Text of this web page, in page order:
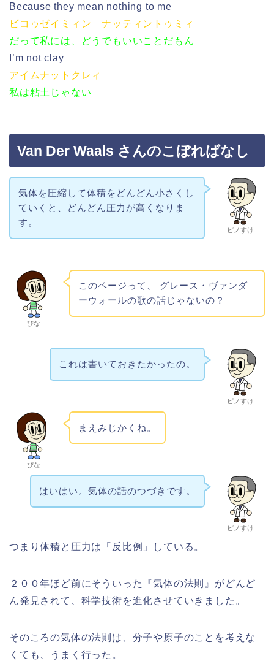
Because they mean nothing to me
ビコゥゼイミィン ナッティントゥミィ
だって私には、どうでもいいことだもん
I’m not clay
アイムナットクレィ
私は粘土じゃない
Van Der Waals さんのこぼればなし
ピノすけ
気体を圧縮して体積をどんどん小さくし
ていくと、どんどん圧力が高くなりま
す。
ぴな
このページって、 グレース・ヴァンダ
ーウォールの歌の話じゃないの？
ピノすけ
これは書いておきたかったの。
ぴな
まえみじかくね。
ピノすけ
はいはい。気体の話のつづきです。
つまり体積と圧力は「反比例」している。
２００年ほど前にそういった『気体の法則』がどんど
ん発見されて、科学技術を進化させていきました。
そのころの気体の法則は、分子や原子のことを考えな
くても、うまく行った。